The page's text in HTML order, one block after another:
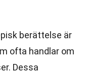
berättelse är
ofta handlar om
Dessa